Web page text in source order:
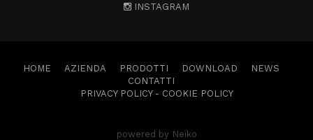
INSTAGRAM
HOME AZIENDA PRODOTTI DOWNLOAD
NEWS
CONTATTI
PRIVACY POLICY- COOKIE POLICY
powered by Neiko